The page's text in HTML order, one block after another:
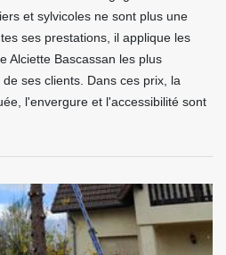
et sylvicoles ne sont plus une
ses prestations, il applique les
Alciette Bascassan les plus
ses clients. Dans ces prix, la
l'envergure et l'accessibilité sont